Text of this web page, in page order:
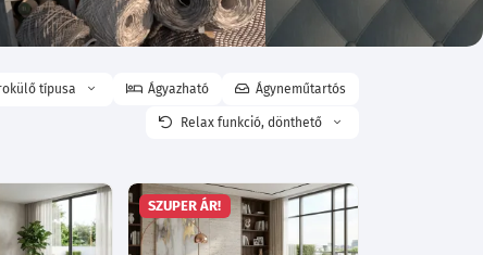
típusa Ágyazható Ágyneműtartós
Relax funkció, dönthető
SZUPER ÁR!